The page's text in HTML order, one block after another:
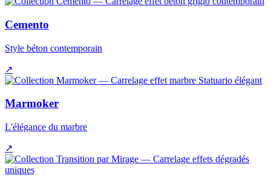
Cemento
Style béton contemporain
↗
Marmoker
L'élégance du marbre
↗